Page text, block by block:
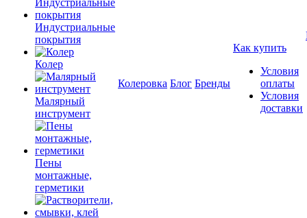
Индустриальные
покрытия
Колер
Малярный
инструмент
Пены
монтажные,
герметики
Колеровка Блог Бренды
Как купить
Условия
оплаты
Условия
доставки